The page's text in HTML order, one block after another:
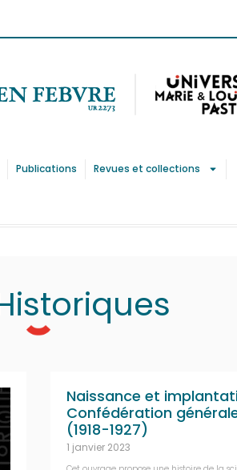
Publications Revues et collections
Naissance et
Confédération
(1918-1927)
1 janvier 2023